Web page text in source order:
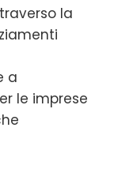
la
a
le imprese